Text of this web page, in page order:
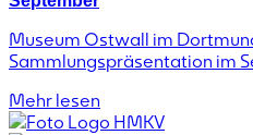
Museum Ostwall im
Sammlungspräsentation im
Mehr lesen